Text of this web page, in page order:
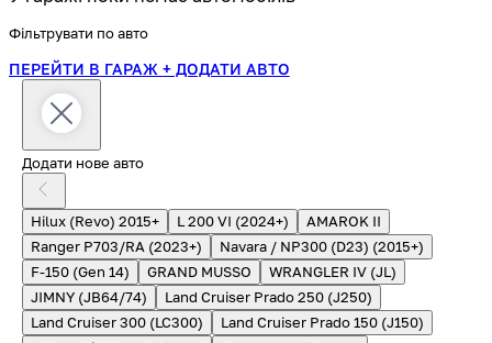
Фільтрувати по авто
ПЕРЕЙТИ В ГАРАЖ + ДОДАТИ АВТО
Додати нове авто
Hilux (Revo) 2015+ L 200 VI (2024+)
AMAROK II
Ranger P703/RA (2023+)
Navara / NP300 (D23) (2015+)
F-150 (Gen 14)
GRAND MUSSO
WRANGLER IV (JL)
JIMNY (JB64/74)
Land Cruiser Prado 250 (J250)
Land Cruiser 300 (LC300)
Land Cruiser Prado 150 (J150)